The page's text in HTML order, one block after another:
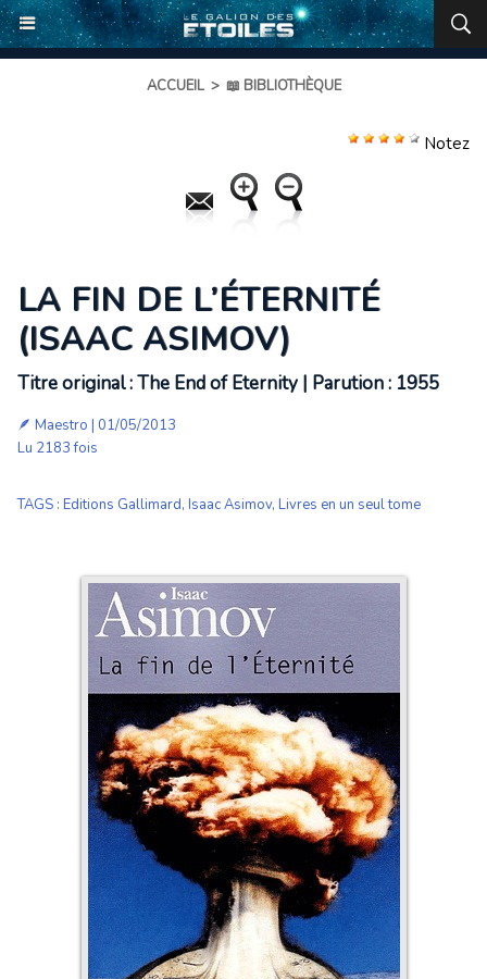
ACCUEIL > 📖 BIBLIOTHÈQUE
Notez
LA FIN DE L’ÉTERNITÉ
(ISAAC ASIMOV)
Titre original : The End of Eternity | Parution : 1955
🪶 Maestro | 01/05/2013
Lu 2183 fois
TAGS : Editions Gallimard, Isaac Asimov, Livres en un seul tome